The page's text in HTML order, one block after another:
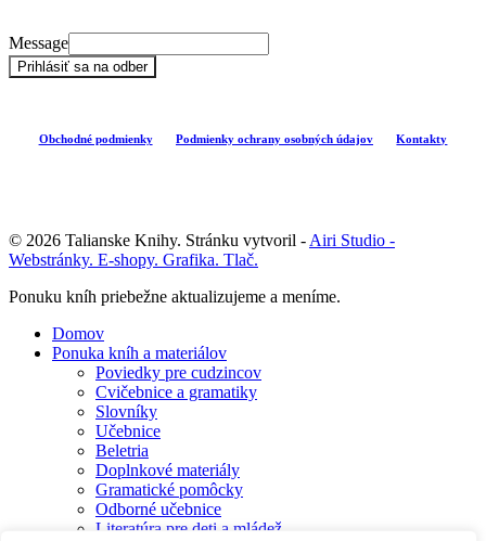
Message
Prihlásiť sa na odber
Obchodné podmienky Podmienky ochrany osobných údajov Kontakty
© 2026 Talianske Knihy. Stránku vytvoril - Airi Studio -
Webstránky. E-shopy. Grafika. Tlač.
Close
Ponuku kníh priebežne aktualizujeme a meníme.
Domov
Ponuka kníh a materiálov
Poviedky pre cudzincov
Cvičebnice a gramatiky
Slovníky
Učebnice
Beletria
Doplnkové materiály
Gramatické pomôcky
Odborné učebnice
Literatúra pre deti a mládež